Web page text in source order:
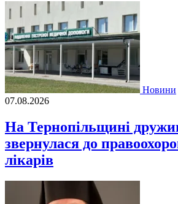
Новини
07.08.2026
На Тернопільщині
звернулася до
лікарів